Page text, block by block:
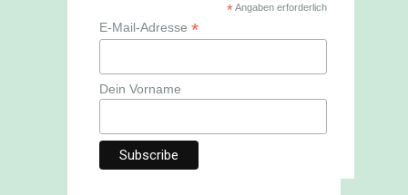
*Angaben erforderlich
E-Mail-Adresse *
Dein Vorname